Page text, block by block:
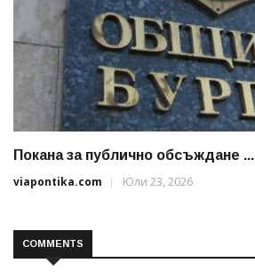
Покана за публично обсъждане ...
viapontika.com
Юли 23, 2026
COMMENTS